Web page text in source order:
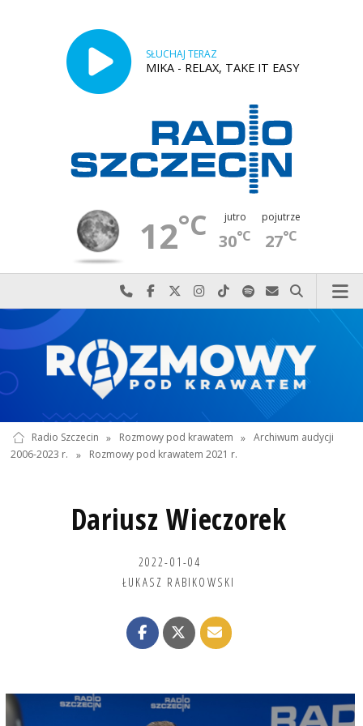
SŁUCHAJ TERAZ
MIKA - RELAX, TAKE IT EASY
12°C jutro
30°C
pojutrze
27°C
Najlepiej po prostu do nas zadzwoń
Odwiedź nas na Facebook-u
Odwiedź nas na X
Odwiedź nas na Instagram-ie
Odwiedź nas na TikTok-u
Szukaj nas na Spotify
Wyślij do nas
Szukaj
Radio Szczecin » Rozmowy pod krawatem » Archiwum audycji
2006-2023 r.
» Rozmowy pod krawatem 2021 r.
Dariusz Wieczorek
2022-01-04
ŁUKASZ RABIKOWSKI